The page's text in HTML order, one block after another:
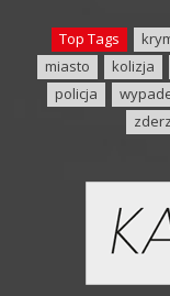
Top Tags
miasto
kolizja
policja